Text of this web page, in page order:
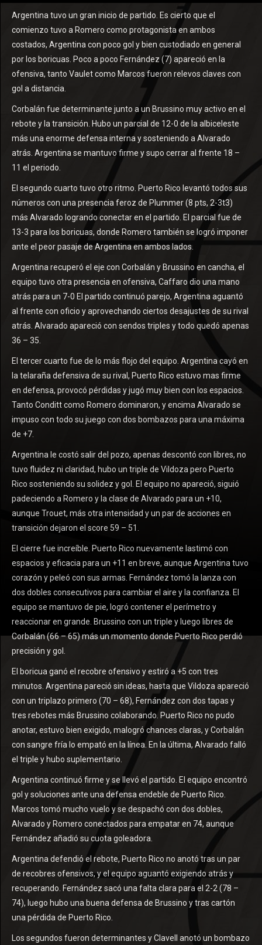
Argentina tuvo un gran inicio de partido. Es cierto que el
comienzo tuvo a Romero como protagonista en ambos
costados, Argentina con poco gol y bien custodiado en general
por los boricuas. Poco a poco Fernández (7) apareció en la
ofensiva, tanto Vaulet como Marcos fueron relevos claves con
gol a distancia.
Corbalán fue determinante junto a un Brussino muy activo en el
rebote y la transición. Hubo un parcial de 12-0 de la albiceleste
más una enorme defensa interna y sosteniendo a Alvarado
atrás. Argentina se mantuvo firme y supo cerrar al frente 18 –
11 el periodo.
El segundo cuarto tuvo otro ritmo. Puerto Rico levantó todos sus
números con una presencia feroz de Plummer (8 pts, 2-3t3)
más Alvarado logrando conectar en el partido. El parcial fue de
13-3 para los boricuas, donde Romero también se logró imponer
ante el peor pasaje de Argentina en ambos lados.
Argentina recuperó el eje con Corbalán y Brussino en cancha, el
equipo tuvo otra presencia en ofensiva, Caffaro dio una mano
atrás para un 7-0 El partido continuó parejo, Argentina aguantó
al frente con oficio y aprovechando ciertos desajustes de su rival
atrás. Alvarado apareció con sendos triples y todo quedó apenas
36 – 35.
El tercer cuarto fue de lo más flojo del equipo. Argentina cayó en
la telaraña defensiva de su rival, Puerto Rico estuvo mas firme
en defensa, provocó pérdidas y jugó muy bien con los espacios.
Tanto Conditt como Romero dominaron, y encima Alvarado se
impuso con todo su juego con dos bombazos para una máxima
de +7.
Argentina le costó salir del pozo, apenas descontó con libres, no
tuvo fluidez ni claridad, hubo un triple de Vildoza pero Puerto
Rico sosteniendo su solidez y gol. El equipo no apareció, siguió
padeciendo a Romero y la clase de Alvarado para un +10,
aunque Trouet, más otra intensidad y un par de acciones en
transición dejaron el score 59 – 51.
El cierre fue increíble. Puerto Rico nuevamente lastimó con
espacios y eficacia para un +11 en breve, aunque Argentina tuvo
corazón y peleó con sus armas. Fernández tomó la lanza con
dos dobles consecutivos para cambiar el aire y la confianza. El
equipo se mantuvo de pie, logró contener el perímetro y
reaccionar en grande. Brussino con un triple y luego libres de
Corbalán (66 – 65) más un momento donde Puerto Rico perdió
precisión y gol.
El boricua ganó el recobre ofensivo y estiró a +5 con tres
minutos. Argentina pareció sin ideas, hasta que Vildoza apareció
con un triplazo primero (70 – 68), Fernández con dos tapas y
tres rebotes más Brussino colaborando. Puerto Rico no pudo
anotar, estuvo bien exigido, malogró chances claras, y Corbalán
con sangre fría lo empató en la línea. En la última, Alvarado falló
el triple y hubo suplementario.
Argentina continuó firme y se llevó el partido. El equipo encontró
gol y soluciones ante una defensa endeble de Puerto Rico.
Marcos tomó mucho vuelo y se despachó con dos dobles,
Alvarado y Romero conectados para empatar en 74, aunque
Fernández añadió su cuota goleadora.
Argentina defendió el rebote, Puerto Rico no anotó tras un par
de recobres ofensivos, y el equipo aguantó exigiendo atrás y
recuperando. Fernández sacó una falta clara para el 2-2 (78 –
74), luego hubo una buena defensa de Brussino y tras cartón
una pérdida de Puerto Rico.
Los segundos fueron determinantes y Clavell anotó un bombazo